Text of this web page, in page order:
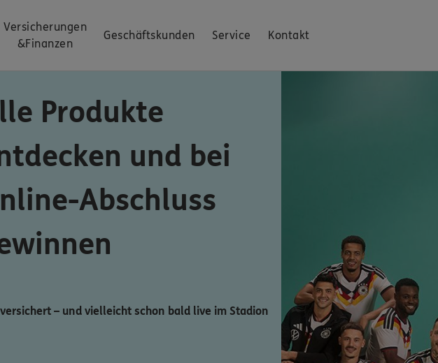
Versicherungen
&Finanzen
Geschäftskunden Service Kontakt
Produkte
und bei
Abschluss
– und vielleicht schon bald live im Stadion